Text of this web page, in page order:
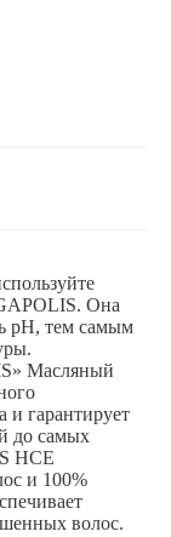
Она
рН, тем самым
Масляный
и гарантирует
до самых
HCE
и 100%
волос.